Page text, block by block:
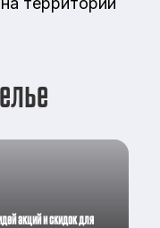
акций и скидок для